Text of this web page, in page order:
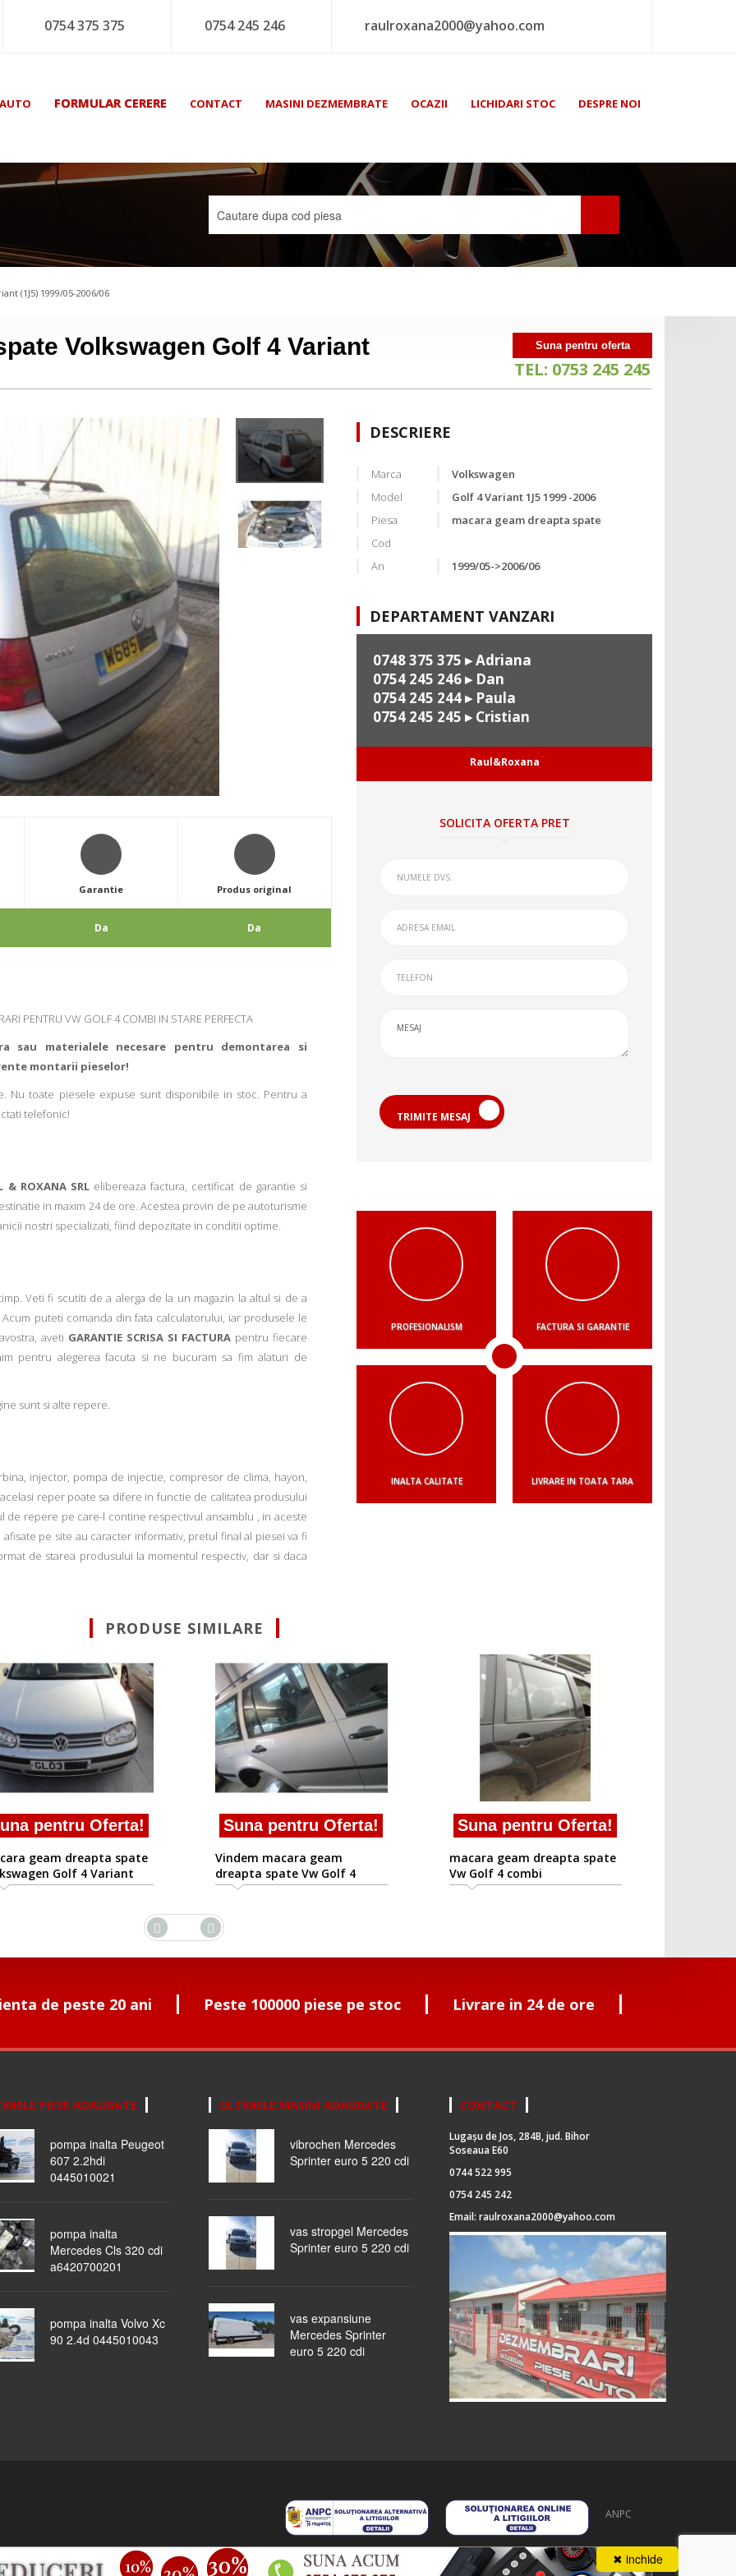
0754 375 375 0754 245 246 raulroxana2000@yahoo.com
FORMULAR CERERE CONTACT MASINI DEZMEMBRATE OCAZII LICHIDARI STOC DESPRE NOI
(1J5) 1999/05-2006/06
Volkswagen Golf 4 Variant
Suna pentru oferta
TEL: 0753 245 245
Garantie
Da
Produs original
Da
PENTRU VW GOLF 4 COMBI IN STARE PERFECTA
sau materialele necesare pentru demontarea si
montarii pieselor!
Nu toate piesele expuse sunt disponibile in stoc. Pentru a
telefonic!
& ROXANA SRLelibereaza factura, certificat de garantie si
in maxim 24 de ore. Acestea provin de pe autoturisme
nostri specializati, fiind depozitate in conditii optime.
Veti fi scutiti de a alerga de la un magazin la altul si de a
puteti comanda din fata calculatorului, iar produsele le
aveti GARANTIE SCRISA SI FACTURA pentru fiecare
pentru alegerea facuta si ne bucuram sa fim alaturi de
sunt si alte repere.
injector, pompa de injectie, compresor de clima, hayon,
reper poate sa difere in functie de calitatea produsului
de repere pe care-l contine respectivul ansamblu , in aceste
pe site au caracter informativ, pretul final al piesei va fi
de starea produsului la momentul respectiv, dar si daca
DESCRIERE
Marca
Volkswagen
Model
Golf 4 Variant 1J5 1999 -2006
Piesa
macara geam dreapta spate
Cod
An
1999/05->2006/06
DEPARTAMENT VANZARI
0748 375 375 ▸ Adriana
0754 245 246▸ Dan
0754 245 244▸ Paula
0754 245 245 ▸ Cristian
Raul&Roxana
SOLICITA OFERTA PRET
TRIMITE MESAJ
PROFESIONALISM FACTURA SI GARANTIE
INALTA CALITATE LIVRARE IN TOATA TARA
PRODUSE SIMILARE
pentru Oferta!
dreapta spate
Golf 4 Variant
05-2006/06
Suna pentru Oferta!
Vindem macara geam
dreapta spate Vw Golf 4
combi
Suna pentru Oferta!
macara geam dreapta spate
Vw Golf 4 combi
de peste 20 ani Peste 100000 piese pe stoc Livrare in 24 de ore
PIESE ADAUGATE
pompa inalta Peugeot
607 2.2hdi
0445010021
pompa inalta
Mercedes Cls 320 cdi
a6420700201
pompa inalta Volvo Xc
90 2.4d 0445010043
ULTIMELE MASINI ADAUGATE
vibrochen Mercedes
Sprinter euro 5 220 cdi
vas stropgel Mercedes
Sprinter euro 5 220 cdi
vas expansiune
Mercedes Sprinter
euro 5 220 cdi
CONTACT
Lugașu de Jos, 284B, jud. Bihor
Soseaua E60
0744 522 995
0754 245 242
Email: raulroxana2000@yahoo.com
ANPC
piese auto masini dezmembrate ocazii lichidari stoc despre noi formular cerere autentificare contact
✖ inchide